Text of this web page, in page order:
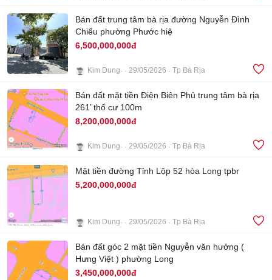
Bán đất trung tâm bà rịa đường Nguyễn Đình
Chiểu phường Phước hiệ
6,500,000,000đ
Kim Dung 29/05/2026 Tp Bà Rịa
Bán đất mặt tiền Điện Biên Phủ trung tâm bà rịa
261’ thổ cư 100m
8,200,000,000đ
Kim Dung 29/05/2026 Tp Bà Rịa
Mặt tiền đường Tỉnh Lộp 52 hòa Long tpbr
5,200,000,000đ
Kim Dung 29/05/2026 Tp Bà Rịa
Bán đất góc 2 mặt tiền Nguyễn văn hưởng (
Hưng Việt ) phường Long
3,450,000,000đ